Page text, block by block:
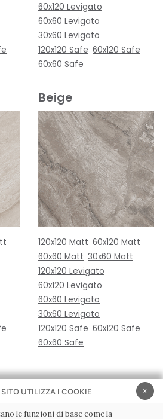
60x120 Levigato
60x60 Levigato
30x60 Levigato
120x120 Safe 60x120 Safe
60x60 Safe
Beige
120x120 Matt 60x120 Matt
60x60 Matt 30x60 Matt
120x120 Levigato
60x120 Levigato
60x60 Levigato
30x60 Levigato
120x120 Safe 60x120 Safe
60x60 Safe
x
UTILIZZA I COOKIE
le funzioni di base come la